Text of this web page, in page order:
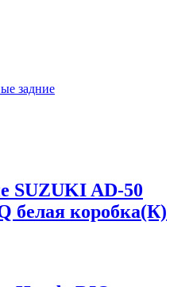
задние
SUZUKI AD-50
белая коробка(К)